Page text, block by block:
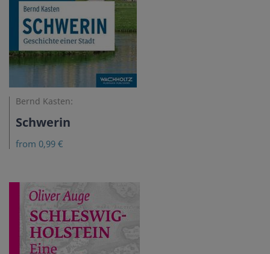
Bernd Kasten:
Schwerin
from 0,99 €